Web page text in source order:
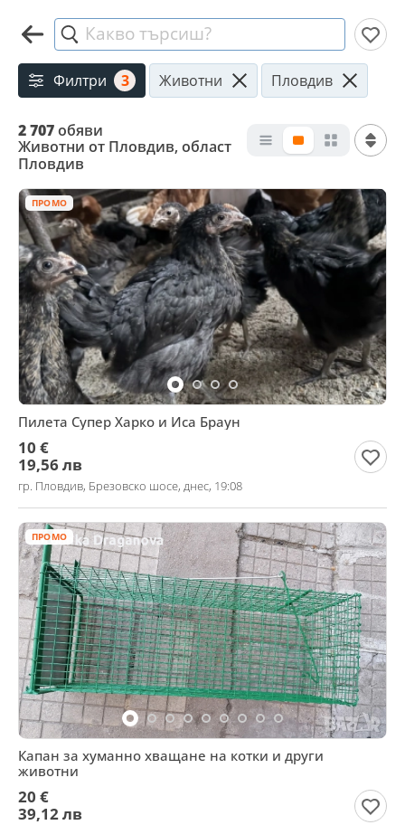
Какво търсиш?
Филтри 3 Животни Пловдив
2 707обяви
Животни от Пловдив, област
Пловдив
ПРОМО
Пилета Супер Харко и Иса Браун
10 €
19,56 лв
гр. Пловдив, Брезовско шосе, днес, 19:08
ПРОМО
Капан за хуманно хващане на котки и други
животни
20 €
39,12 лв